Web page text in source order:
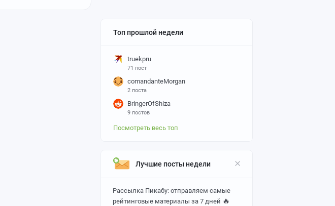
Топ прошлой недели
truekpru
71 пост
comandanteMorgan
2 поста
BringerOfShiza
9 постов
Посмотреть весь топ
Лучшие посты недели
Рассылка Пикабу: отправляем самые
рейтинговые материалы за 7 дней 🔥